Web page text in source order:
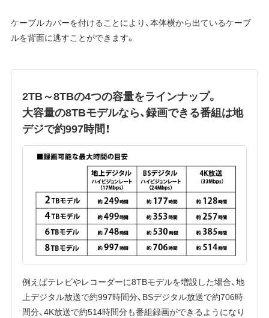
ケーブルカバーを付けることにより、本体横から出ているケーブ
ルを背面に逃すことができます。
2TB～8TBの4つの容量をラインナップ。
大容量の8TBモデルなら、録画できる番組は地
デジで約997時間！
例えばテレビやレコーダーに8TBモデルを増設した場合、地
上デジタル放送で約997時間分、BSデジタル放送で約706時
間分、4K放送で約514時間分も番組録画ができるようになり